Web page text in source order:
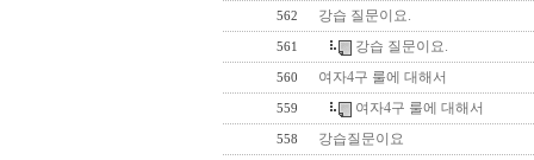
562 강습 질문이요.
561 강습 질문이요.
560 여자4구 룰에 대해서
559 여자4구 룰에 대해서
558 강습질문이요